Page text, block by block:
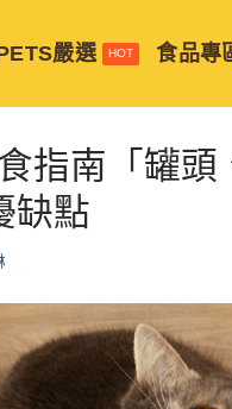
嚴選 食品專
指南「罐頭
缺點